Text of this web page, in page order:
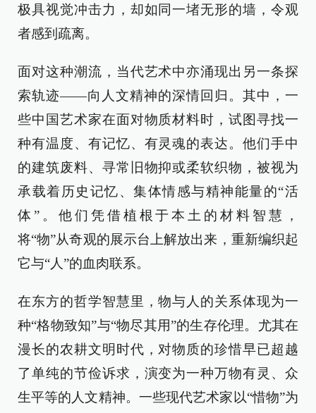
极具视觉冲击力，却如同一堵无形的墙，令观
者感到疏离。
面对这种潮流，当代艺术中亦涌现出另一条探
索轨迹——向人文精神的深情回归。其中，一
些中国艺术家在面对物质材料时，试图寻找一
种有温度、有记忆、有灵魂的表达。他们手中
的建筑废料、寻常旧物抑或柔软织物，被视为
承载着历史记忆、集体情感与精神能量的“活
体”。他们凭借植根于本土的材料智慧，
将“物”从奇观的展示台上解放出来，重新编织起
它与“人”的血肉联系。
在东方的哲学智慧里，物与人的关系体现为一
种“格物致知”与“物尽其用”的生存伦理。尤其在
漫长的农耕文明时代，对物质的珍惜早已超越
了单纯的节俭诉求，演变为一种万物有灵、众
生平等的人文精神。一些现代艺术家以“惜物”为